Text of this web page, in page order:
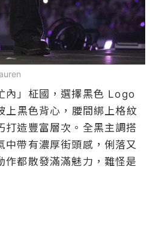
內」柾國，選擇黑色 Logo
上黑色背心，腰間綁上格紋
打造豐富層次。全黑主調搭
中帶有濃厚街頭感，俐落又
作都散發滿滿魅力，難怪是